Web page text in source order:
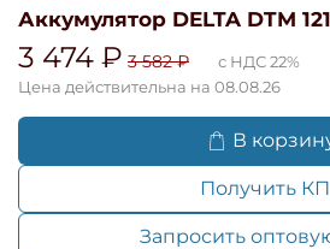
Аккумулятор DELTA DTM
3 474 ₽ 3 582 ₽
с НДС 22%
Цена действительна на 08.08.26
В
Получить КП
Запросить